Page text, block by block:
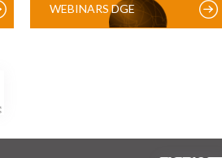
WEBINARS DGE